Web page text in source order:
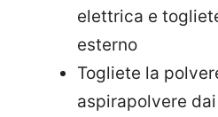
elettrica e
esterno
Togliete la
aspirapolvere